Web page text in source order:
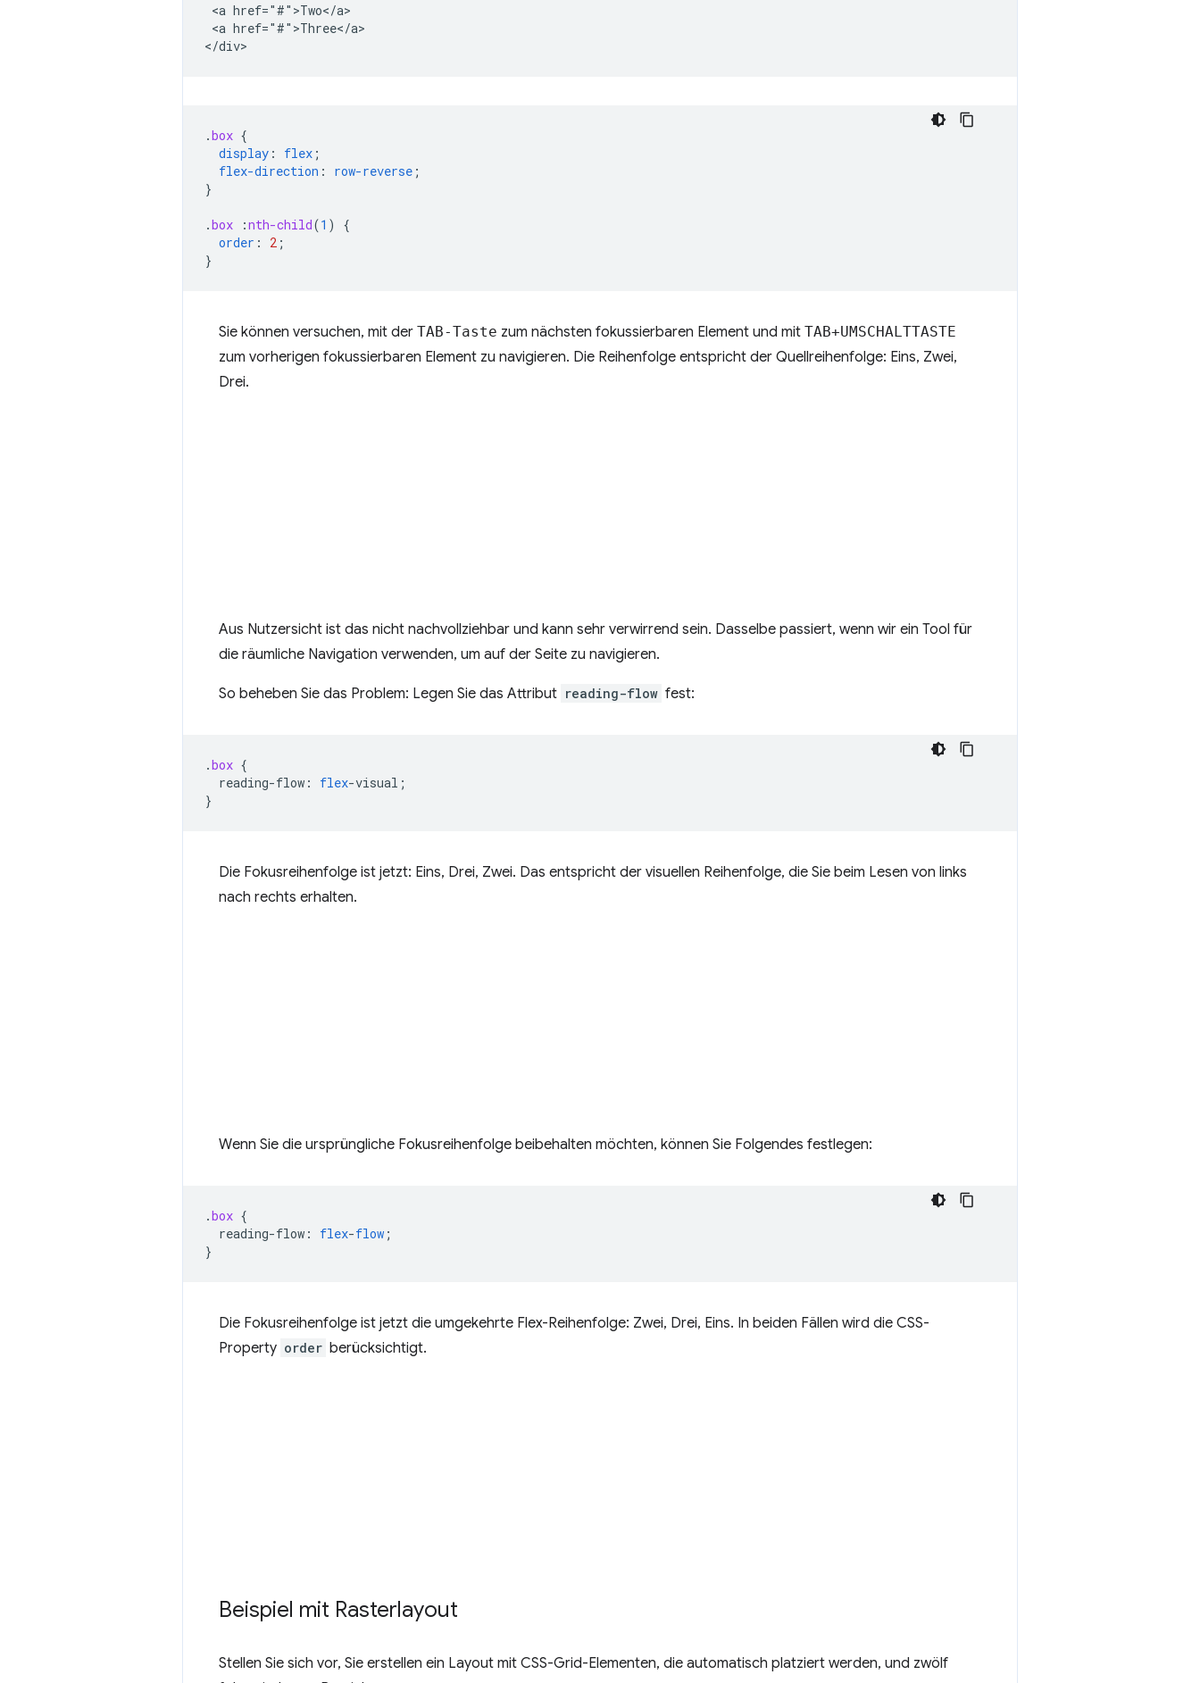
<a href="#">Two</a>
<a href="#">Three</a>
.box {
display : flex ;
flex-direction : row-reverse ;
}
.box :nth-child(1 )
{
order : 2 ;
}
Sie können versuchen, mit der TAB-Taste zum nächsten fokussierbaren Element und mit TAB+UMSCHALTTASTE
zum vorherigen fokussierbaren Element zu navigieren. Die Reihenfolge entspricht der Quellreihenfolge: Eins, Zwei,
Drei.
Aus Nutzersicht ist das nicht nachvollziehbar und kann sehr verwirrend sein. Dasselbe passiert, wenn wir ein Tool für
die räumliche Navigation verwenden, um auf der Seite zu navigieren.
So beheben Sie das Problem: Legen Sie das Attribut reading-flow fest:
.box {
reading-flow : flex-visual ;
}
Die Fokusreihenfolge ist jetzt: Eins, Drei, Zwei. Das entspricht der visuellen Reihenfolge, die Sie beim Lesen von links
nach rechts erhalten.
Wenn Sie die ursprüngliche Fokusreihenfolge beibehalten möchten, können Sie Folgendes festlegen:
.box {
reading-flow : flex-flow ;
}
Die Fokusreihenfolge ist jetzt die umgekehrte Flex-Reihenfolge: Zwei, Drei, Eins. In beiden Fällen wird die CSS-
Property order berücksichtigt.
Beispiel mit Rasterlayout
Stellen Sie sich vor, Sie erstellen ein Layout mit CSS-Grid-Elementen, die automatisch platziert werden, und zwölf